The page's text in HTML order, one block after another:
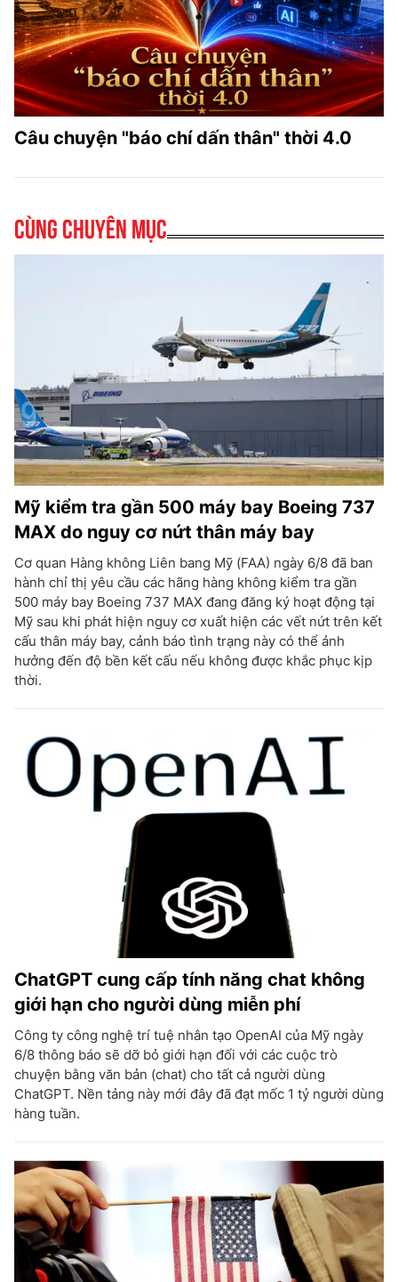
Câu chuyện "báo chí dấn thân" thời 4.0
Cùng chuyên mục
Mỹ kiểm tra gần 500 máy bay Boeing 737
MAX do nguy cơ nứt thân máy bay
Cơ quan Hàng không Liên bang Mỹ (FAA) ngày 6/8 đã ban
hành chỉ thị yêu cầu các hãng hàng không kiểm tra gần
500 máy bay Boeing 737 MAX đang đăng ký hoạt động tại
Mỹ sau khi phát hiện nguy cơ xuất hiện các vết nứt trên kết
cấu thân máy bay, cảnh báo tình trạng này có thể ảnh
hưởng đến độ bền kết cấu nếu không được khắc phục kịp
thời.
ChatGPT cung cấp tính năng chat không
giới hạn cho người dùng miễn phí
Công ty công nghệ trí tuệ nhân tạo OpenAI của Mỹ ngày
6/8 thông báo sẽ dỡ bỏ giới hạn đối với các cuộc trò
chuyện bằng văn bản (chat) cho tất cả người dùng
ChatGPT. Nền tảng này mới đây đã đạt mốc 1 tỷ người dùng
hàng tuần.